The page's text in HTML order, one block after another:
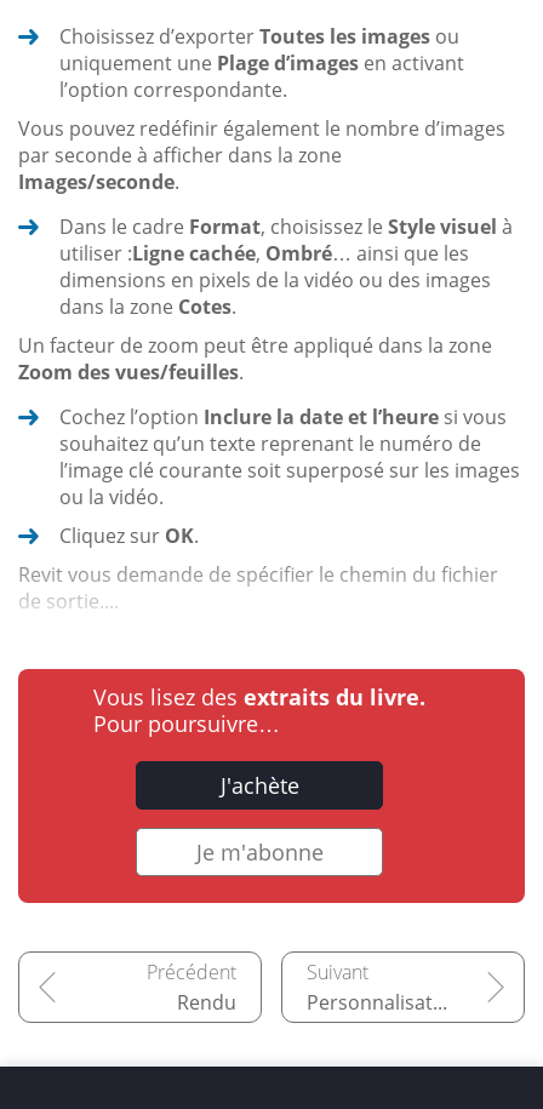
Choisissez d’exporterToutes les images ou
uniquement une Plage d’images en activant
l’option correspondante.
Vous pouvez redéfinir également le nombre d’images
par seconde à afficher dans la zone
Images/seconde.
Dans le cadre Format, choisissez le Style visuel à
utiliser :Ligne cachée, Ombré… ainsi que les
dimensions en pixels de la vidéo ou des images
dans la zone Cotes.
Un facteur de zoom peut être appliqué dans la zone
Zoom des vues/feuilles.
Cochez l’option Inclure la date et l’heure si vous
souhaitez qu’un texte reprenant le numéro de
l’image clé courante soit superposé sur les images
ou la vidéo.
Cliquez sur OK.
Revit vous demande de spécifier le chemin du fichier
de sortie....
Vous lisez des extraits du livre.
Pour poursuivre…
J'achète
Je m'abonne
Rendu Personnalisation de Revit